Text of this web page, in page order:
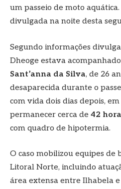
um passeio de moto
divulgada na noite desta
Segundo informações
Dheoge estava
Sant’anna da Silva, de 26
desaparecida durante o
com vida dois dias depois,
permanecer cerca de 42
com quadro de hipotermia.
O caso mobilizou equipes de
Litoral Norte, incluindo
área extensa entre Ilhabela